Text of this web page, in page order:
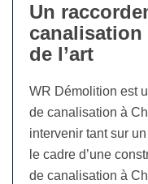
Un
de l’art
WR Démolition est
de canalisation à
intervenir tant sur
le cadre d’une
de canalisation à